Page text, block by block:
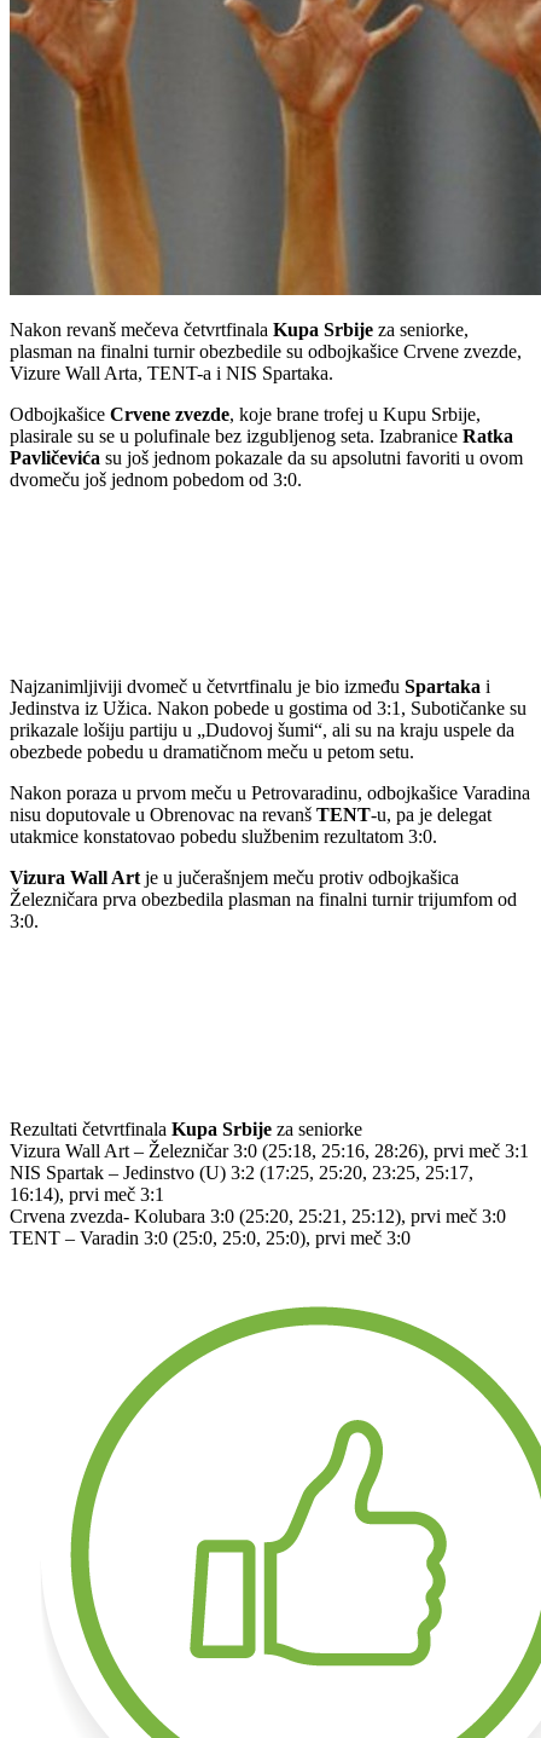
Nakon revanš mečeva četvrtfinala Kupa Srbije za seniorke,
plasman na finalni turnir obezbedile su odbojkašice Crvene zvezde,
Vizure Wall Arta, TENT-a i NIS Spartaka.
Odbojkašice Crvene zvezde, koje brane trofej u Kupu Srbije,
plasirale su se u polufinale bez izgubljenog seta. Izabranice Ratka
Pavličevića su još jednom pokazale da su apsolutni favoriti u ovom
dvomeču još jednom pobedom od 3:0.
Najzanimljiviji dvomeč u četvrtfinalu je bio između Spartaka i
Jedinstva iz Užica. Nakon pobede u gostima od 3:1, Subotičanke su
prikazale lošiju partiju u „Dudovoj šumi“, ali su na kraju uspele da
obezbede pobedu u dramatičnom meču u petom setu.
Nakon poraza u prvom meču u Petrovaradinu, odbojkašice Varadina
nisu doputovale u Obrenovac na revanš TENT-u, pa je delegat
utakmice konstatovao pobedu službenim rezultatom 3:0.
Vizura Wall Art je u jučerašnjem meču protiv odbojkašica
Železničara prva obezbedila plasman na finalni turnir trijumfom od
3:0.
Rezultati četvrtfinala Kupa Srbije za seniorke
Vizura Wall Art – Železničar 3:0 (25:18, 25:16, 28:26), prvi meč 3:1
NIS Spartak – Jedinstvo (U) 3:2 (17:25, 25:20, 23:25, 25:17,
16:14), prvi meč 3:1
Crvena zvezda- Kolubara 3:0 (25:20, 25:21, 25:12), prvi meč 3:0
TENT – Varadin 3:0 (25:0, 25:0, 25:0), prvi meč 3:0